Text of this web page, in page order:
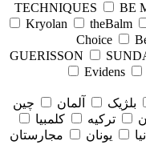
TECHNIQUES
BE
Kryolan
theBalm
Choice
GUERISSON
Evidens
بلژیک آلمان
چین
ترکیه
کلمبیا
یونان
مجارستان